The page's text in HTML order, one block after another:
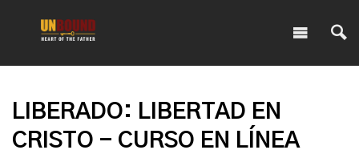
LIBERADO: LIBERTAD EN
CRISTO - CURSO EN LÍNEA